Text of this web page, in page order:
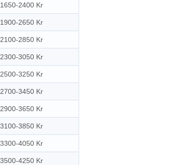
1650-2400 Kr
1900-2650 Kr
2100-2850 Kr
2300-3050 Kr
2500-3250 Kr
2700-3450 Kr
2900-3650 Kr
3100-3850 Kr
3300-4050 Kr
3500-4250 Kr